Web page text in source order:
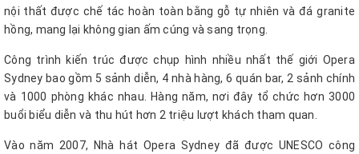
nội thất được chế tác hoàn toàn bằng gỗ tự nhiên và đá granite
hồng, mang lại không gian ấm cúng và sang trọng.
Công trình kiến trúc được chụp hình nhiều nhất thế giới Opera
Sydney bao gồm 5 sảnh diễn, 4 nhà hàng, 6 quán bar, 2 sảnh chính
và 1000 phòng khác nhau. Hàng năm, nơi đây tổ chức hơn 3000
buổi biểu diễn và thu hút hơn 2 triệu lượt khách tham quan.
Vào năm 2007, Nhà hát Opera Sydney đã được UNESCO công